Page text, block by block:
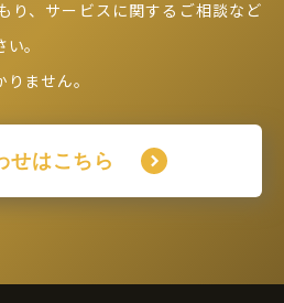
り、サービスに関するご相談など
。
ません。
せはこちら